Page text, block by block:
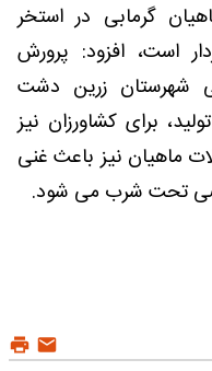
گرمابی در استخر
است، افزود: پرورش
شهرستان زرین دشت
برای کشاورزان نیز
ماهیان نیز باعث غنی
تحت شرب می شود.